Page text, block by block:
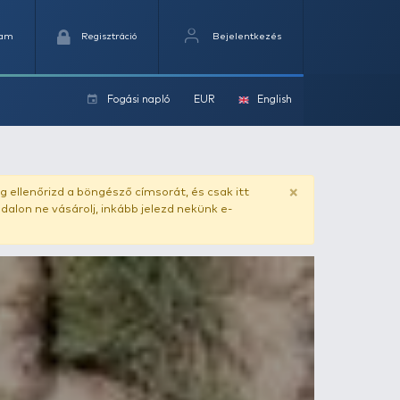
Kedvencek Kosaram
Fogási
. Vásárlás előtt mindig ellenőrizd a böngésző
csaló másolat - ilyen oldalon ne vásárolj, inkább